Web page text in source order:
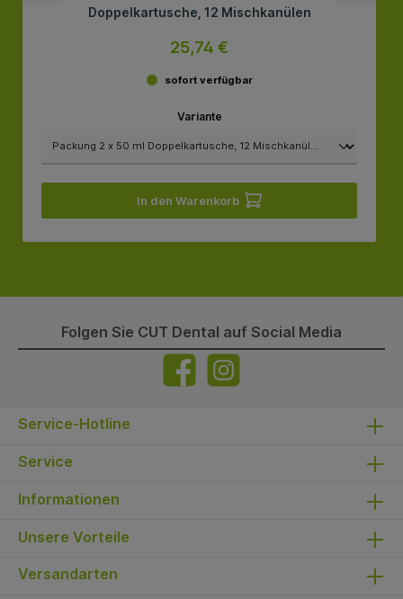
Doppelkartusche, 12 Mischkanülen
25,74 €
sofort verfügbar
Variante
In den Warenkorb
Folgen Sie CUT Dental auf Social Media
Service-Hotline
Service
Informationen
Unsere Vorteile
Versandarten